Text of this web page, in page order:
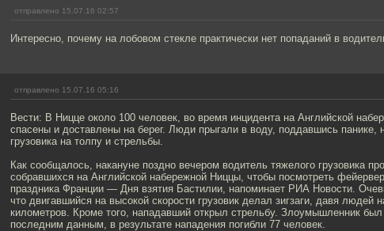
отправлено 15.07.16 02:57
Интересно, почему на лобовом стекле практически нет попаданий в
отправлено 15.07.16 05:16
Вести: В Ницце около 100 человек, во время инцидента на Английской
спасены и доставлены на берег. Люди прыгали в воду, поддавшись панике,
грузовика на толпу и стрельбы.
Как сообщалось, накануне поздно вечером водитель тяжелого грузовика
собравшихся на Английской набережной Ниццы, чтобы посмотреть
праздника Франции — Дня взятия Бастилии, напоминает РИА Новости.
что двигавшийся на высокой скорости грузовик делал зигзаги, давя людей
километров. Кроме того, нападавший открыл стрельбу. Злоумышленник
последним данным, в результате нападения погибли 77 человек.